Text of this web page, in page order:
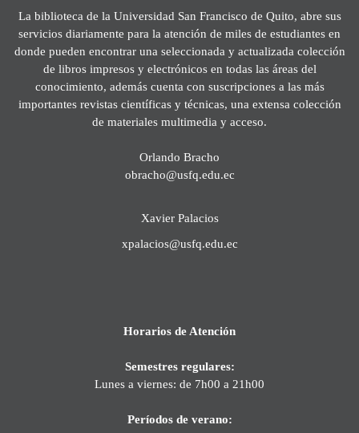
La biblioteca de la Universidad San Francisco de Quito, abre sus
servicios diariamente para la atención de miles de estudiantes en
donde pueden encontrar una seleccionada y actualizada colección
de libros impresos y electrónicos en todas las áreas del
conocimiento, además cuenta con suscripciones a las más
importantes revistas científicas y técnicas, una extensa colección
de materiales multimedia y acceso.
Orlando Bracho
obracho@usfq.edu.ec
Xavier Palacios
xpalacios@usfq.edu.ec
Horarios de Atención
Semestres regulares:
Lunes a viernes: de 7h00 a 21h00
Períodos de verano: